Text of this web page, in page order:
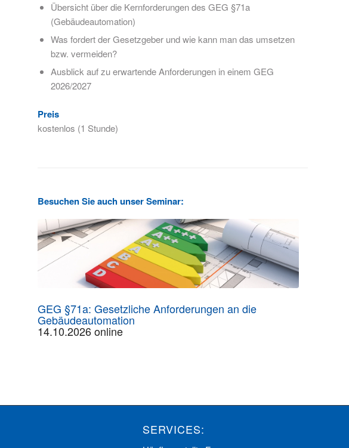
Übersicht über die Kernforderungen des GEG §71a
(Gebäudeautomation)
Was fordert der Gesetzgeber und wie kann man das umsetzen
bzw. vermeiden?
Ausblick auf zu erwartende Anforderungen in einem GEG
2026/2027
Preis
kostenlos (1 Stunde)
Besuchen Sie auch unser Seminar:
GEG §71a: Gesetzliche Anforderungen an die
Gebäudeautomation
14.10.2026 online
SERVICES: